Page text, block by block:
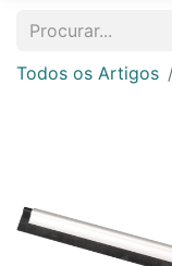
Todos os Artigos